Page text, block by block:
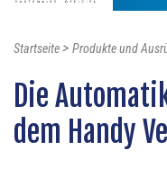
Startseite> Produkte und
Die
dem Handy